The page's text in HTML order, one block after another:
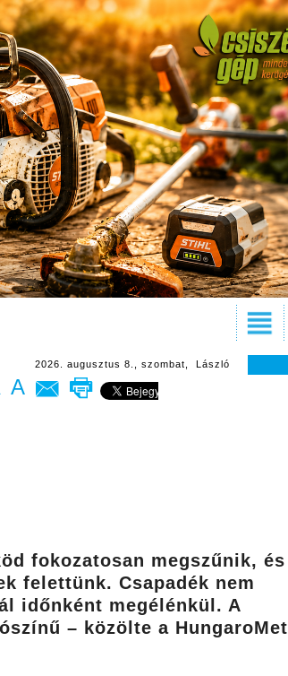
2026. augusztus 8., szombat, László
A
fokozatosan megszűnik, és
felettünk. Csapadék nem
időnként megélénkül. A
– közölte a HungaroMet